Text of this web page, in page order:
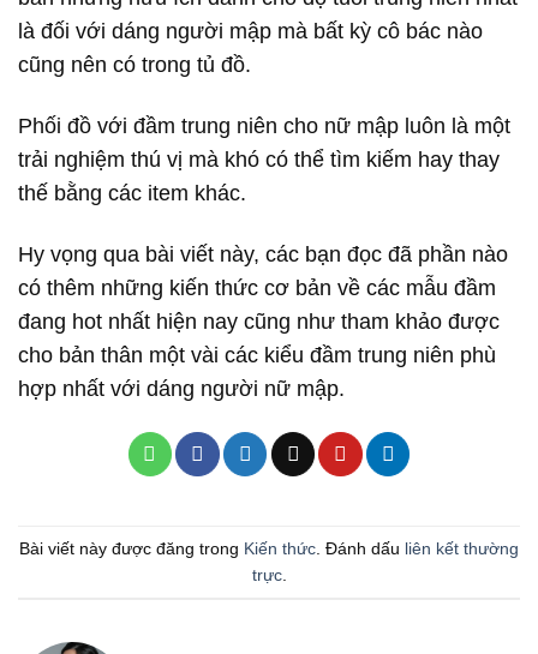
là đối với dáng người mập mà bất kỳ cô bác nào
cũng nên có trong tủ đồ.
Phối đồ với đầm trung niên cho nữ mập luôn là một
trải nghiệm thú vị mà khó có thể tìm kiếm hay thay
thế bằng các item khác.
Hy vọng qua bài viết này, các bạn đọc đã phần nào
có thêm những kiến thức cơ bản về các mẫu đầm
đang hot nhất hiện nay cũng như tham khảo được
cho bản thân một vài các kiểu đầm trung niên phù
hợp nhất với dáng người nữ mập.
Bài viết này được đăng trong Kiến thức . Đánh dấu liên kết thường
trực.